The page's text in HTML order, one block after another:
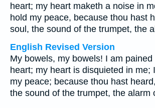
heart; my heart maketh a noise in
hold my peace, because thou hast
soul, the sound of the trumpet, the
English Revised Version
My bowels, my bowels! I am
heart; my heart is disquieted in me;
my peace; because thou hast
the sound of the trumpet, the alarm